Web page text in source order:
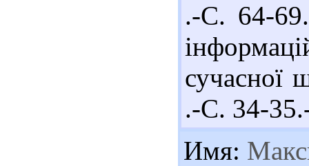
.-С. 64-
сучасної
.-С. 34-
Имя: